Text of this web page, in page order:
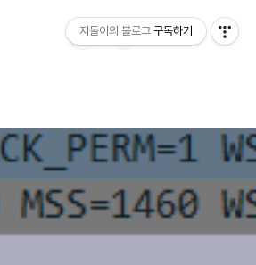
지돌이의 블로그 구독하기